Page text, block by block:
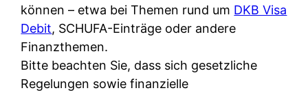
können – etwa bei Themen rund um DKB Visa
Debit, SCHUFA-Einträge oder andere
Finanzthemen.
Bitte beachten Sie, dass sich gesetzliche
Regelungen sowie finanzielle